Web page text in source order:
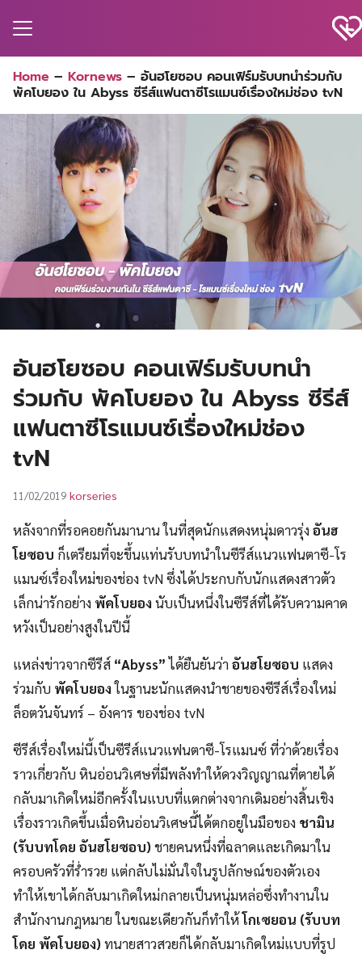
for:
Home – Kornews – อันฮโยซอบ คอนเฟิร์มรับบทนำร่วมกับ
พัคโบยอง ใน Abyss ซีรีส์แฟนตาซีโรแมนซ์เรื่องใหม่ช่อง tvN
อันฮโยซอบ คอนเฟิร์มรับบทนำ
ร่วมกับ พัคโบยอง ใน Abyss ซีรีส์
แฟนตาซีโรแมนซ์เรื่องใหม่ช่อง
tvN
11/02/2019 korseries
หลังจากที่รอคอยกันมานาน ในที่สุดนักแสดงหนุ่มดาวรุ่งอันฮ
โยซอบ ก็เตรียมที่จะขึ้นแท่นรับบทนำในซีรีส์แนวแฟนตาซี-โร
แมนซ์เรื่องใหม่ของช่อง tvN ซึ่งได้ประกบกับนักแสดงสาวตัว
เล็กน่ารักอย่าง พัคโบยองนับเป็นหนึ่งในซีรีส์ที่ได้รับความคาด
หวังเป็นอย่างสูงในปีนี้
แหล่งข่าวจากซีรีส์ “Abyss”ได้ยืนยันว่าอันฮโยซอบ แสดง
ร่วมกับ พัคโบยองในฐานะนักแสดงนำชายของซีรีส์เรื่องใหม่
ล็อตวันจันทร์ – อังคาร ของช่อง tvN
ซีรีส์เรื่องใหม่นี้เป็นซีรีส์แนวแฟนตาซี-โรแมนซ์ ที่ว่าด้วยเรื่อง
ราวเกี่ยวกับ หินอ่อนวิเศษที่มีพลังทำให้ดวงวิญญาณที่ตายได้
กลับมาเกิดใหม่อีกครั้งในแบบที่แตกต่างจากเดิมอย่างสิ้นเชิง
เรื่องราวเกิดขึ้นเมื่อหินอ่อนวิเศษนี้ได้ตกอยู่ในมือของ ชามิน
(รับบทโดย อันฮโยซอบ)ชายคนหนึ่งที่ฉลาดและเกิดมาใน
ครอบครัวที่ร่ำรวย แต่กลับไม่มั่นใจในรูปลักษณ์ของตัวเอง
ทำให้เขาได้กลับมาเกิดใหม่กลายเป็นหนุ่มหล่อซึ่งทำงานใน
สำนักงานกฎหมาย ในขณะเดียวกันก็ทำให้โกเซยอน (รับบท
โดย พัคโบยอง)ทนายสาวสวยก็ได้กลับมาเกิดใหม่แบบที่รูป